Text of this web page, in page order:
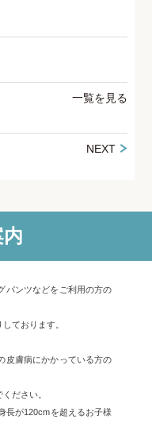
一覧を見る
NEXT
パンツなどをご利用の方の
ております。
皮膚病にかかっている方の
ださい。
長が120cmを超えるお子様